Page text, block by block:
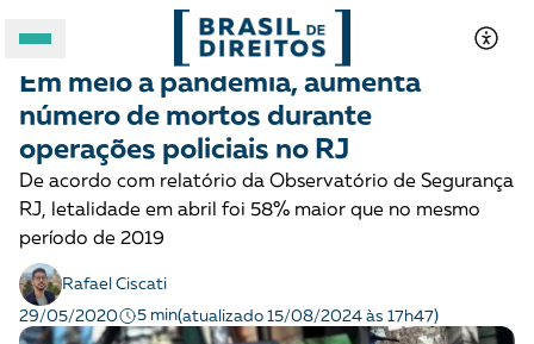
A BRASIL DE DIREITOS
ASSUNTOS
FORMATOS
DEMOCRACIA E JUSTIÇA
Notícias
Em meio a pandemia, aumenta
número de mortos durante
operações policiais no RJ
De acordo com relatório da Observatório de Segurança
RJ, letalidade em abril foi 58% maior que no mesmo
período de 2019
Rafael Ciscati
29/05/2020
5 min(atualizado 15/08/2024 às 17h47)